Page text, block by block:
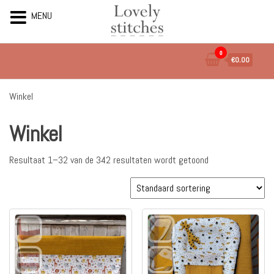
de
inhoud
0
€0.00
Winkel
Winkel
Resultaat 1–32 van de 342 resultaten wordt getoond
MENU